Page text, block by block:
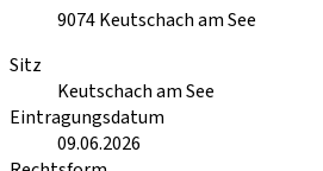
9074Keutschach am See
Sitz
Keutschach am See
Eintragungsdatum
09.06.2026